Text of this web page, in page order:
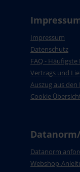
Impressum
Datenschutz
FAQ - Häufigste
Vertrags und
Auszug aus
Cookie
Datanorm
Webshop-